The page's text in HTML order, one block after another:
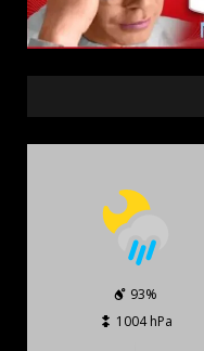
93%
1004 hPa